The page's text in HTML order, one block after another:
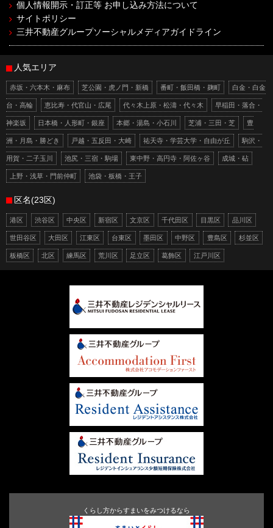
個人情報開示・訂正等 お申し込み方法について
サイトポリシー
三井不動産グループソーシャルメディアガイドライン
人気エリア
赤坂・六本木・麻布 芝公園・虎ノ門・新橋 番町・飯田橋・麹町 白金・白金
台・高輪 恵比寿・代官山・広尾 代々木上原・松濤・代々木 早稲田・落合・
神楽坂 日本橋・人形町・銀座 本郷・湯島・小石川 芝浦・三田・芝 豊
洲・月島・勝どき 戸越・五反田・大崎 祐天寺・学芸大学・自由が丘 駒沢・
用賀・二子玉川 池尻・三宿・駒場 東中野・高円寺・阿佐ヶ谷 成城・砧
上野・浅草・門前仲町 池袋・板橋・王子
区名(23区)
港区 渋谷区 中央区 新宿区 文京区 千代田区 目黒区 品川区
世田谷区 大田区 江東区 台東区 墨田区 中野区 豊島区 杉並区
板橋区 北区 練馬区 荒川区 足立区 葛飾区 江戸川区
くらし方からすまいをみつけるなら